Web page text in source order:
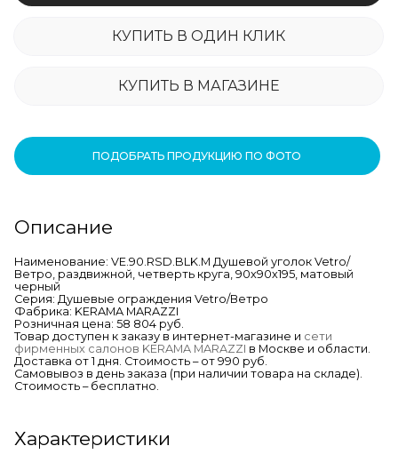
КУПИТЬ В ОДИН КЛИК
КУПИТЬ В МАГАЗИНЕ
ПОДОБРАТЬ ПРОДУКЦИЮ ПО ФОТО
Описание
Наименование: VE.90.RSD.BLK.M Душевой уголок Vetro/
Ветро, раздвижной, четверть круга, 90х90х195, матовый
черный
Серия: Душевые ограждения Vetro/Ветро
Фабрика: KERAMA MARAZZI
Розничная цена: 58 804 руб.
Товар доступен к заказу в интернет-магазине и сети
фирменных салонов KERAMA MARAZZI в Москве и области.
Доставка от 1 дня. Стоимость – от 990 руб.
Самовывоз в день заказа (при наличии товара на складе).
Стоимость – бесплатно.
Характеристики